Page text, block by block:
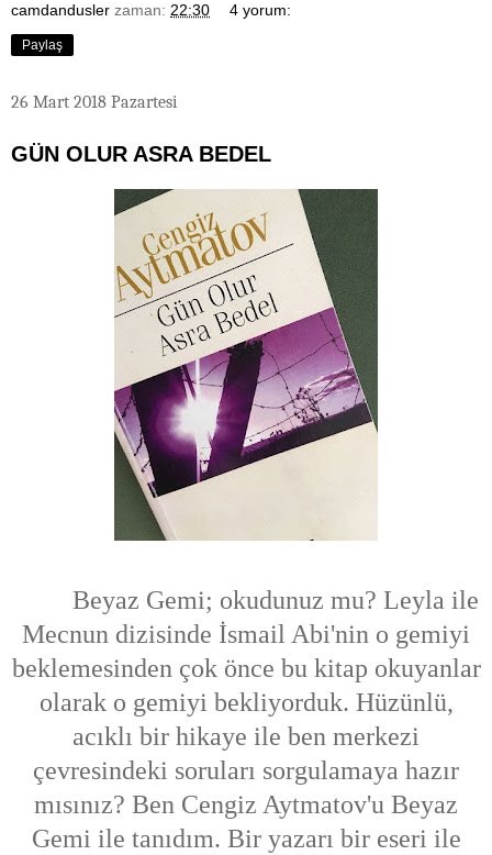
camdandusler zaman: 22:30 4 yorum:
Paylaş
26 Mart 2018 Pazartesi
GÜN OLUR ASRA BEDEL
Beyaz Gemi; okudunuz mu? Leyla ile
Mecnun dizisinde İsmail Abi'nin o gemiyi
beklemesinden çok önce bu kitap okuyanlar
olarak o gemiyi bekliyorduk. Hüzünlü,
acıklı bir hikaye ile ben merkezi
çevresindeki soruları sorgulamaya hazır
mısınız? Ben Cengiz Aytmatov'u Beyaz
Gemi ile tanıdım. Bir yazarı bir eseri ile